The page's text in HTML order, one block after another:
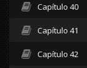
Capítulo 40
Capítulo 41
Capítulo 42